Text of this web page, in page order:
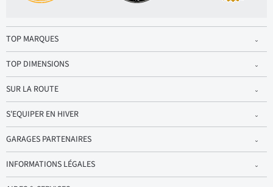
TOP MARQUES
TOP DIMENSIONS
SUR LA ROUTE
S'EQUIPER EN HIVER
GARAGES PARTENAIRES
INFORMATIONS LÉGALES